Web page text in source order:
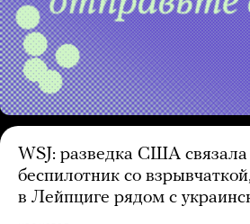
WSJ: разведка США связала
беспилотник со
в Лейпциге рядом с